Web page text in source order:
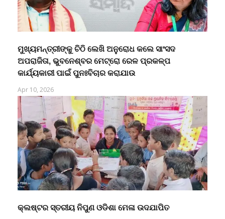
ମୁଖ୍ୟମନ୍ତ୍ରୀଙ୍କୁ ଚିଠି ଲେଖି ଅନୁରୋଧ କଲେ ସାଂସଦ
ଅପରାଜିତା, ଭୁବନେଶ୍ବର ମେଟ୍ରୋ ରେଳ ପ୍ରକଳ୍ପ
କାର୍ଯ୍ୟକାରୀ ପାଇଁ ପୁନଃବିଚାର କରାଯାଉ
Apr 10, 2026
କ୍ଲଷ୍ଟର ସ୍ତରୀୟ ନିପୁଣ ଓଡିଶା ମେଳା ଉଦଯାପିତ